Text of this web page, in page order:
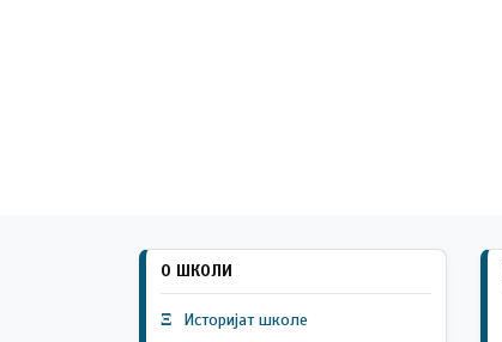
О ШКОЛИ
Ξ
Историјат школе